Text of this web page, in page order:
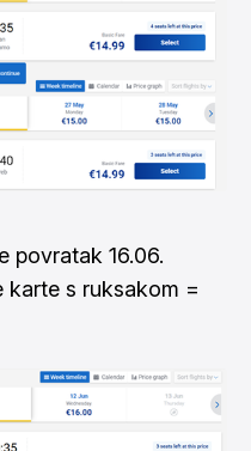
povratak 16.06.
karte s ruksakom =